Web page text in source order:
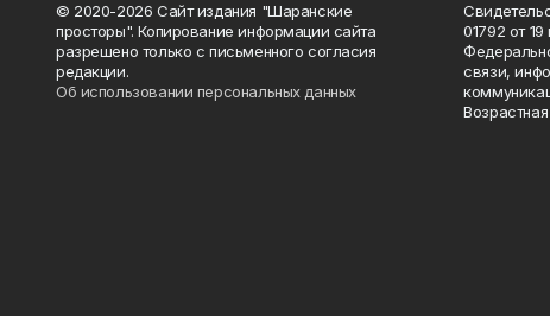
© 2020-2026 Сайт издания "Шаранские
просторы". Копирование информации сайта
разрешено только с письменного согласия
редакции.
Об использовании персональных данных
01792 от
связи,